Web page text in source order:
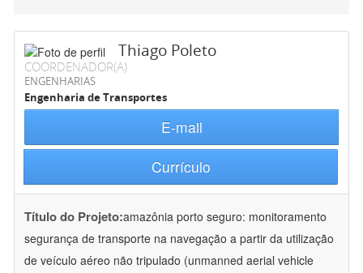
Thiago Poleto
COORDENADOR(A)
ENGENHARIAS
Engenharia de Transportes
E-mail
Currículo
Título do Projeto:amazônia porto seguro: monitoramento
segurança de transporte na navegação a partir da utilização
de veículo aéreo não tripulado (unmanned aerial vehicle